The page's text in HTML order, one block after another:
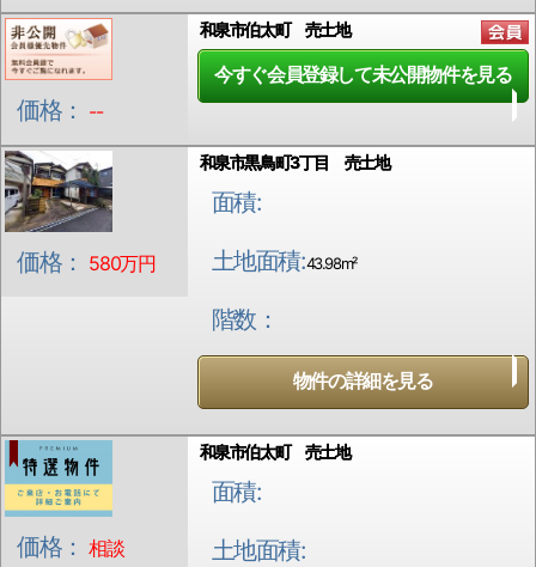
価格： --
和泉市伯太町 売土地
今すぐ会員登録して未公開物件を見る
価格： 580万円
和泉市黒鳥町3丁目 売土地
面積:
土地面積:43.98m²
階数：
物件の詳細を見る
価格：相談
和泉市伯太町 売土地
面積:
土地面積: